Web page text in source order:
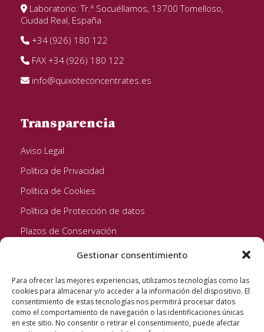
Gestionar consentimiento
Para ofrecer las mejores experiencias, utilizamos tecnologías como las
cookies para almacenar y/o acceder a la información del dispositivo. El
consentimiento de estas tecnologías nos permitirá procesar datos
como el comportamiento de navegación o las identificaciones únicas
en este sitio. No consentir o retirar el consentimiento, puede afectar
Laboratorio: Tr.ª Socuéllamos, 13700 Tomelloso,
Ciudad Real, España
+34 (926) 180 122
FAX +34 (926) 180 122
info@quixoteconcentrates.es
Transparencia
Aviso Legal
Política de Privacidad
Política de Cookies
Política de Protección de datos
Plazos de Conservación
Seguinos!